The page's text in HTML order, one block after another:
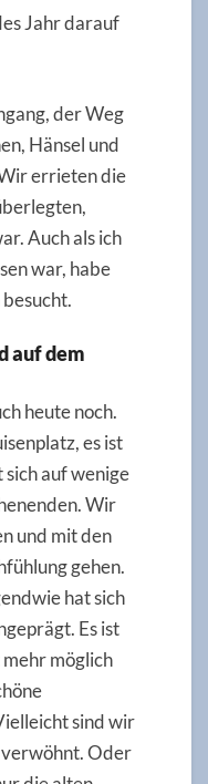
Jahr darauf
der Weg
Hänsel und
errieten die
Auch als ich
war, habe
auf dem
heute noch.
es ist
auf wenige
Wir
und mit den
gehen.
hat sich
Es ist
mehr möglich
sind wir
Oder